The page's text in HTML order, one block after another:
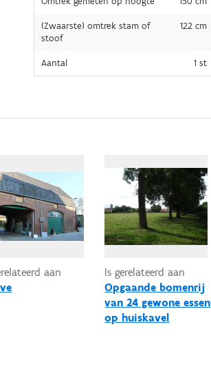
(Zwaarste) omtrek stam of
stoof
122 cm
Aantal 1 st
aan
Is gerelateerd aan
Opgaande bomenrij
van 24 gewone essen
op huiskavel